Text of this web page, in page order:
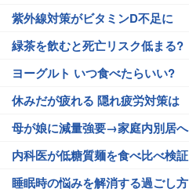
紫外線対策がビタミンD不足に
緑茶を飲むと死亡リスク低まる?
ヨーグルト いつ食べたらいい?
休みだが疲れる 隠れ疲労対策は
母が娘に減量強要→家庭内別居へ
内科医が低糖質麺を食べ比べ検証
睡眠時の悩みを解消する過ごし方